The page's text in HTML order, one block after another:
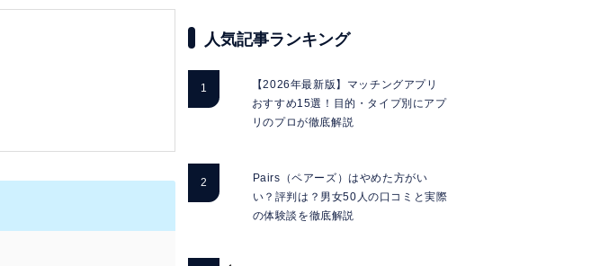
人気記事ランキング
【2026年最新版】マッチングアプリ
おすすめ15選！目的・タイプ別にアプ
リのプロが徹底解説
Pairs（ペアーズ）はやめた方がい
い？評判は？男女50人の口コミと実際
の体験談を徹底解説